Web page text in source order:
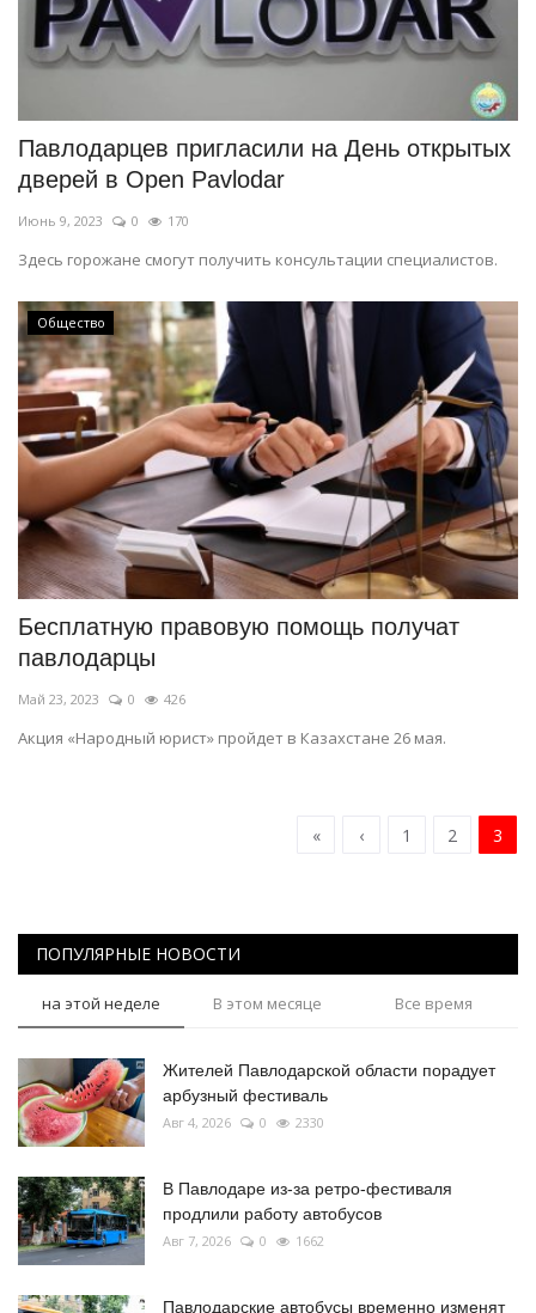
Павлодарцев пригласили на День открытых
дверей в Open Pavlodar
Июнь 9, 2023 0 170
Здесь горожане смогут получить консультации специалистов.
Общество
Бесплатную правовую помощь получат
павлодарцы
Май 23, 2023 0 426
Акция «Народный юрист» пройдет в Казахстане 26 мая.
« ‹ 1 2 3
ПОПУЛЯРНЫЕ НОВОСТИ
на этой неделе В этом месяце Все время
Жителей Павлодарской области порадует
арбузный фестиваль
Авг 4, 2026 0 2330
В Павлодаре из-за ретро-фестиваля
продлили работу автобусов
Авг 7, 2026 0 1662
Павлодарские автобусы временно изменят